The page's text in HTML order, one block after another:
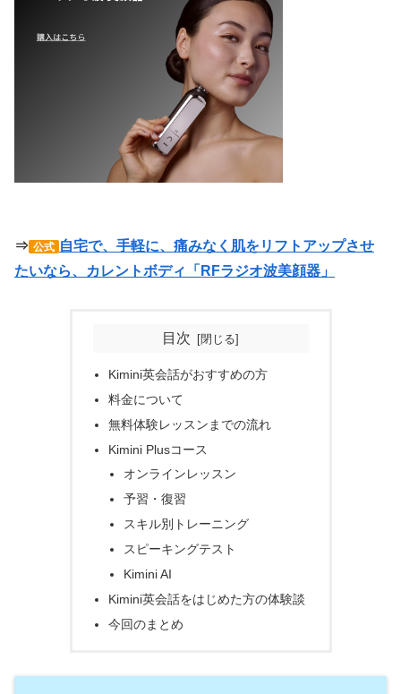
⇒ 公式 自宅で、手軽に、痛みなく肌をリフトアップさせ
たいなら、カレントボディ「RFラジオ波美顔器」
目次
Kimini英会話がおすすめの方
料金について
無料体験レッスンまでの流れ
Kimini Plusコース
オンラインレッスン
予習・復習
スキル別トレーニング
スピーキングテスト
Kimini AI
Kimini英会話をはじめた方の体験談
今回のまとめ